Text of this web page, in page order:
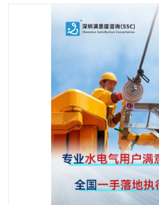
公共事务满意度调查
营商环境满意度
服务满意度调查